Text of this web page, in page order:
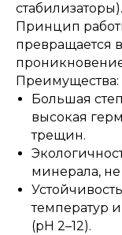
стабилизаторы).
Принцип
превращается
Преимущества:
Большая
высокая
трещин.
минерала,
температур
(pH 2–12).